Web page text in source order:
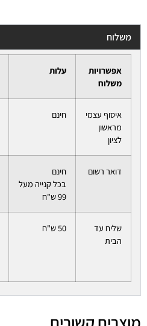
משלוח
אפשרויות
משלוח
עלות
איסוף עצמי
מראשון
לציון
חינם
דואר רשום
חינם
בכל קנייה מעל
99 ש"ח
שליח עד
הבית
50 ש"ח